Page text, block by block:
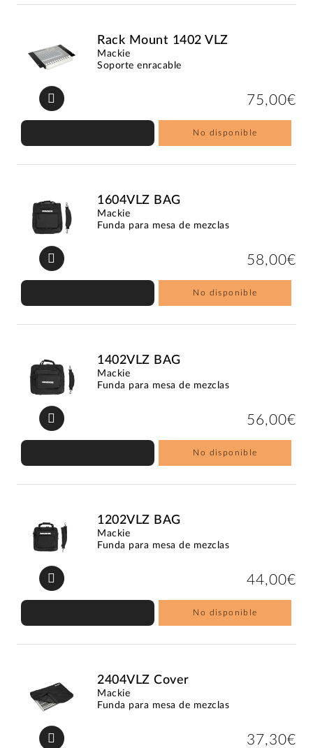
Rack Mount 1402 VLZ
Mackie
Soporte enracable
75,00€
No disponible
1604VLZ BAG
Mackie
Funda para mesa de mezclas
58,00€
No disponible
1402VLZ BAG
Mackie
Funda para mesa de mezclas
56,00€
No disponible
1202VLZ BAG
Mackie
Funda para mesa de mezclas
44,00€
No disponible
2404VLZ Cover
Mackie
Funda para mesa de mezclas
37,30€